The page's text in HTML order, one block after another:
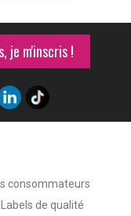
je m'inscris !
consommateurs
Labels de qualité